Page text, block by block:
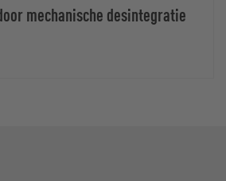
mechanische desintegratie